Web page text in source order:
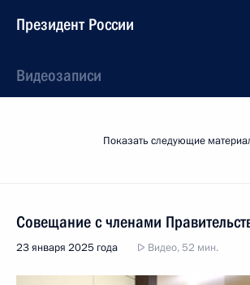
Президент России
Видеозаписи
Показать следующие
Совещание с членами
23 января 2025 года Видео, 52 мин.